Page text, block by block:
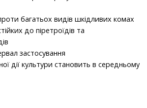
багатьох видів шкідливих комах
до піретроїдів та
застосування
дії культури становить в середньому